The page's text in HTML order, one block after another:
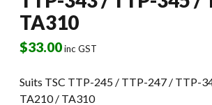
TA310
$33.00inc GST
Suits TSC TTP-245 / TTP-247 / TTP-
TA210 / TA310